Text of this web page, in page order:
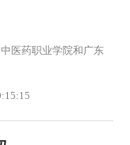
医药职业学院和广东